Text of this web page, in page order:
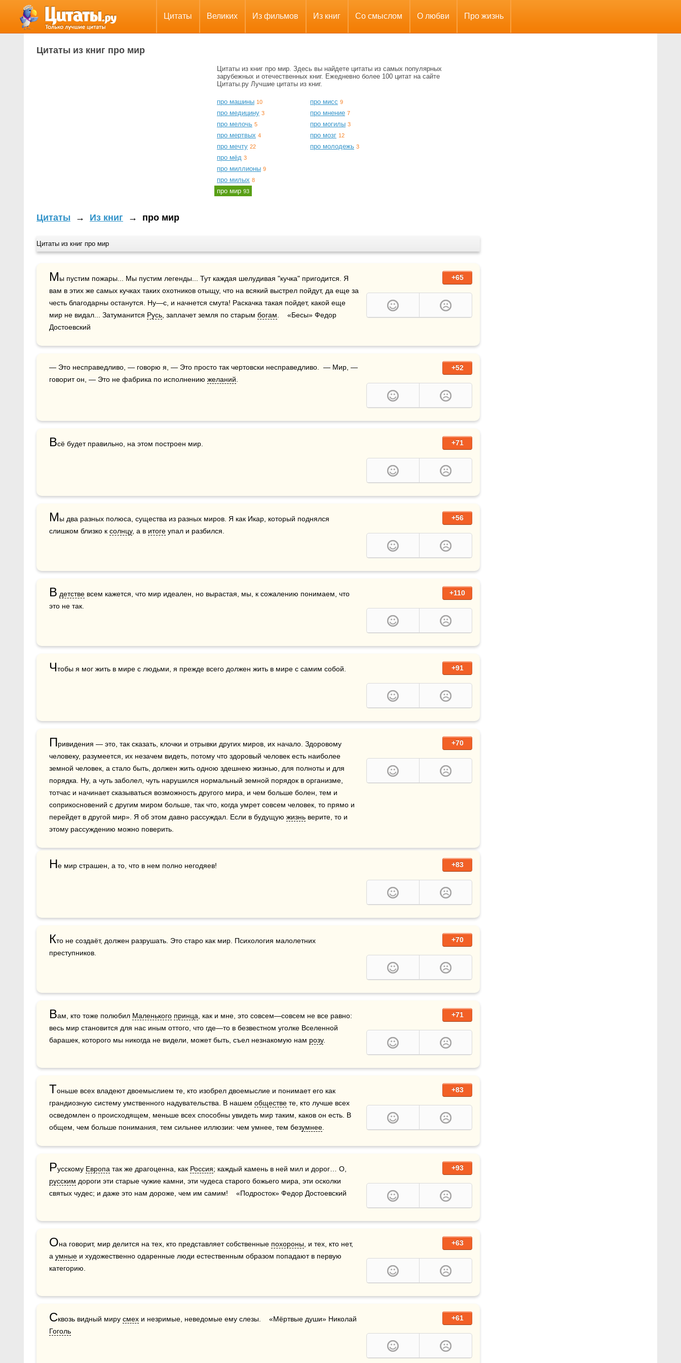
Цитаты Великих Из фильмов Из книг Со смыслом О любви Про жизнь
Цитаты из книг про мир
Цитаты из книг про мир. Здесь вы найдете цитаты из самых популярных
зарубежных и отечественных книг. Ежедневно более 100 цитат на сайте
Цитаты.ру Лучшие цитаты из книг.
про машины 10
про медицину 3
про мелочь 5
про мертвых 4
про мечту 22
про мёд 3
про миллионы 9
про милых 8
про мир 93
про мисс 9
про мнение 7
про могилы 3
про мозг 12
про молодежь 3
Цитаты → Из книг → про мир
Цитаты из книг про мир
+65
Мы пустим пожары... Мы пустим легенды... Тут каждая шелудивая "кучка" пригодится. Я
вам в этих же самых кучках таких охотников отыщу, что на всякий выстрел пойдут, да еще за
честь благодарны останутся. Ну—с, и начнется смута! Раскачка такая пойдет, какой еще
мир не видал... Затуманится Русь , заплачет земля по старым богам .    «Бесы» Федор
Достоевский
+52
— Это несправедливо, — говорю я, — Это просто так чертовски несправедливо.  — Мир, —
говорит он, — Это не фабрика по исполнению желаний
+71
Всё будет правильно, на этом построен мир.
+56
Мы два разных полюса, существа из разных миров. Я как Икар, который поднялся
слишком близко к солнцу, а в итоге упал и разбился.
+110
В детстве всем кажется, что мир идеален, но вырастая, мы, к сожалению понимаем, что
это не так.
+91
Чтобы я мог жить в мире с людьми, я прежде всего должен жить в мире с самим собой.
+70
Привидения — это, так сказать, клочки и отрывки других миров, их начало. Здоровому
человеку, разумеется, их незачем видеть, потому что здоровый человек есть наиболее
земной человек, а стало быть, должен жить одною здешнею жизнью, для полноты и для
порядка. Ну, а чуть заболел, чуть нарушился нормальный земной порядок в организме,
тотчас и начинает сказываться возможность другого мира, и чем больше болен, тем и
соприкосновений с другим миром больше, так что, когда умрет совсем человек, то прямо и
перейдет в другой мир». Я об этом давно рассуждал. Если в будущую жизнь верите, то и
этому рассуждению можно поверить.
+83
Не мир страшен, а то, что в нем полно негодяев!
+70
Кто не создаёт, должен разрушать. Это старо как мир. Психология малолетних
преступников.
+71
Вам, кто тоже полюбил Маленького принца , как и мне, это совсем—совсем не все равно:
весь мир становится для нас иным оттого, что где—то в безвестном уголке Вселенной
барашек, которого мы никогда не видели, может быть, съел незнакомую нам розу.
+83
Тоньше всех владеют двоемыслием те, кто изобрел двоемыслие и понимает его как
грандиозную систему умственного надувательства. В нашем обществе те, кто лучше всех
осведомлен о происходящем, меньше всех способны увидеть мир таким, каков он есть. В
общем, чем больше понимания, тем сильнее иллюзии: чем умнее, тем безумнее
+93
Русскому Европа так же драгоценна, как Россия
русским дороги эти старые чужие камни, эти чудеса старого божьего мира, эти осколки
святых чудес; и даже это нам дороже, чем им самим!    «Подросток» Федор Достоевский
+63
Она говорит, мир делится на тех, кто представляет собственные похороны , и тех, кто нет,
а умные и художественно одаренные люди естественным образом попадают в первую
категорию.
+61
Сквозь видный миру смех
Гоголь